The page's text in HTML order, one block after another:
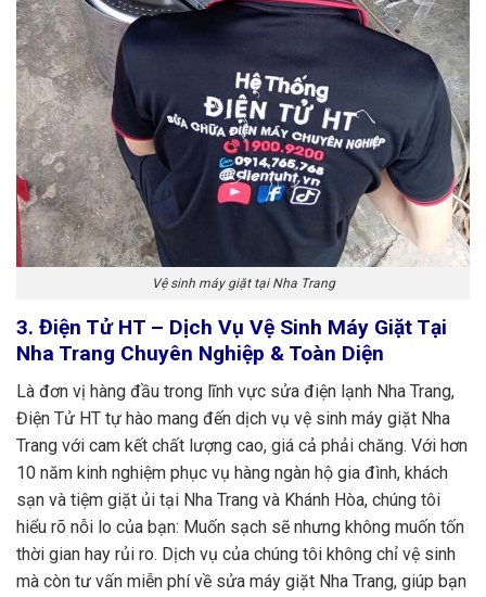
Vệ sinh máy giặt tại Nha Trang
3. Điện Tử HT – Dịch Vụ Vệ Sinh Máy Giặt Tại
Nha Trang Chuyên Nghiệp & Toàn Diện
Là đơn vị hàng đầu trong lĩnh vực sửa điện lạnh Nha Trang,
Điện Tử HT tự hào mang đến dịch vụ vệ sinh máy giặt Nha
Trang với cam kết chất lượng cao, giá cả phải chăng. Với hơn
10 năm kinh nghiệm phục vụ hàng ngàn hộ gia đình, khách
sạn và tiệm giặt ủi tại Nha Trang và Khánh Hòa, chúng tôi
hiểu rõ nỗi lo của bạn: Muốn sạch sẽ nhưng không muốn tốn
thời gian hay rủi ro. Dịch vụ của chúng tôi không chỉ vệ sinh
mà còn tư vấn miễn phí về sửa máy giặt Nha Trang, giúp bạn